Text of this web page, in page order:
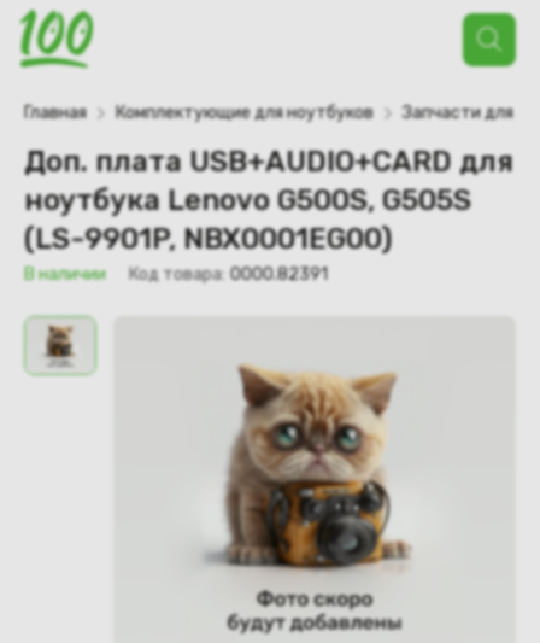
Поиск
товаров
Главная Комплектующие для ноутбуков Запчасти для
Доп. плата USB+AUDIO+CARD для
ноутбука Lenovo G500S, G505S
(LS-9901P, NBX0001EG00)
В наличии Код товара: 0000.82391